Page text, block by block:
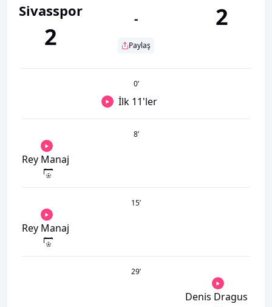
Sivasspor
2
-
Paylaş
2
0’
İlk 11'ler
8’
Rey Manaj
15’
Rey Manaj
29’
Denis Dragus